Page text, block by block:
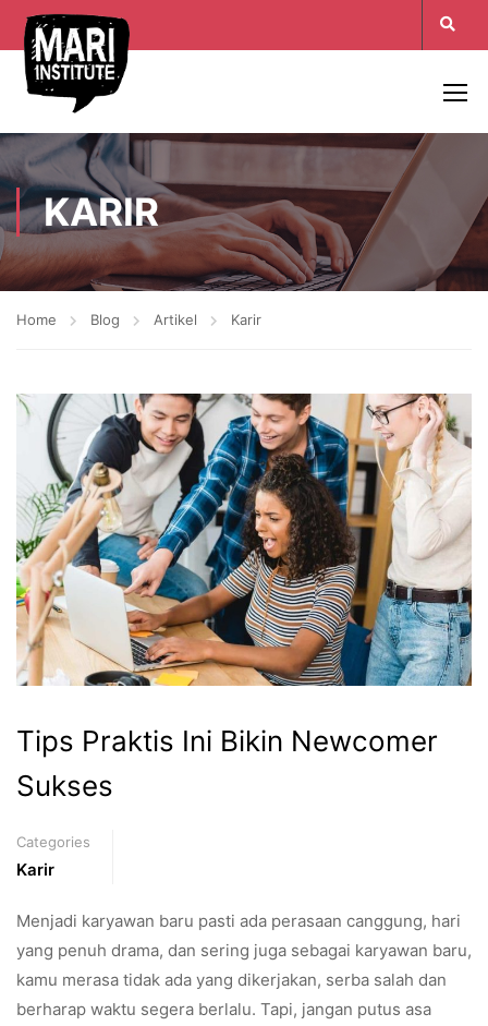
KARIR
Home Blog Artikel Karir
Tips Praktis Ini Bikin Newcomer
Sukses
Categories
Karir
Menjadi karyawan baru pasti ada perasaan canggung, hari
yang penuh drama, dan sering juga sebagai karyawan baru,
kamu merasa tidak ada yang dikerjakan, serba salah dan
berharap waktu segera berlalu. Tapi, jangan putus asa